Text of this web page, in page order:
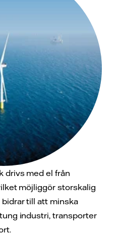
drivs med el från
möjliggör storskalig
till att minska
industri, transporter